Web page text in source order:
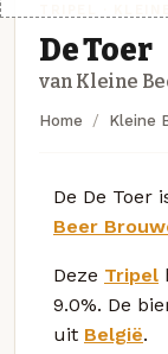
De Toer
van Kleine
Home Kleine
De De Toer
Beer
Deze Tripel
9.0%. De
uit België.